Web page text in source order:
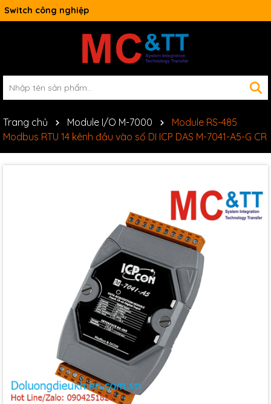
Switch công nghiệp
Trang chủ Module I/O M-7000
Module RS-485
Modbus RTU 14 kênh đầu vào số DI ICP DAS M-7041-A5-G CR
Mã giảm giá: